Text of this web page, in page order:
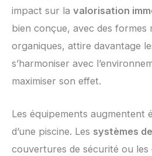
impact sur la valorisation
bien conçue, avec des formes
organiques, attire davantage
s’harmoniser avec
maximiser son effet.
Les équipements augmentent
d’une piscine. Les systèmes
couvertures de sécurité ou